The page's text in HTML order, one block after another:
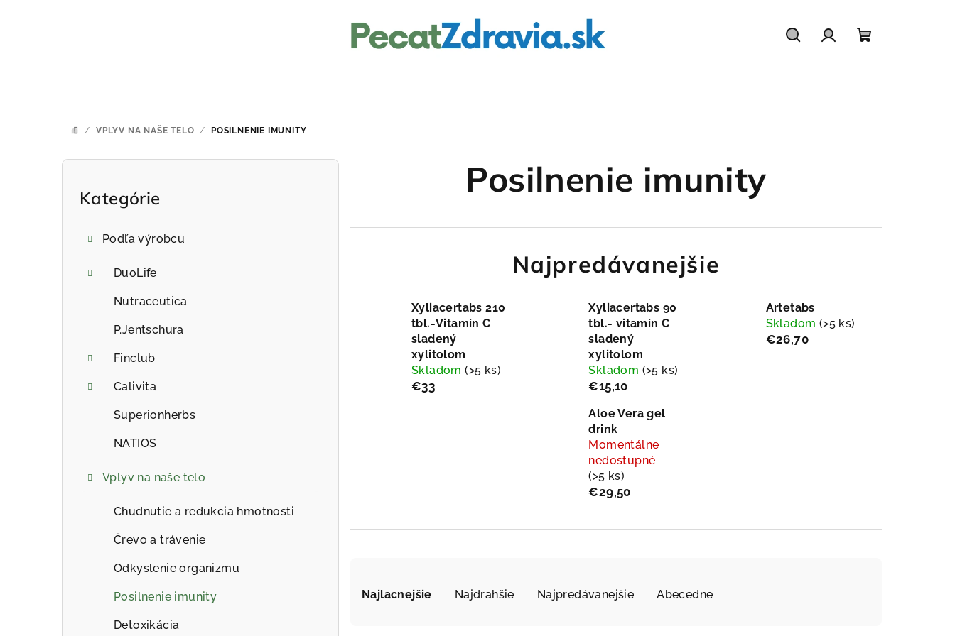
DOMOV
/ VPLYV NA NAŠE TELO / POSILNENIE IMUNITY
B
Preskočiť
kategórie
Kategórie
Podľa výrobcu
DuoLife
Nutraceutica
P.Jentschura
Finclub
Calivita
Superionherbs
NATIOS
Vplyv na naše telo
Chudnutie a redukcia hmotnosti
Črevo a trávenie
Odkyslenie organizmu
Posilnenie imunity
Detoxikácia
Posilnenie imunity
Najpredávanejšie
Xyliacertabs 210
tbl.-Vitamín C
sladený
xylitolom
Skladom(>5 ks)
€33
Xyliacertabs 90
tbl.- vitamín C
sladený
xylitolom
Skladom (>5 ks)
€15,10
Artetabs
Skladom (>5 ks)
€26,70
Aloe Vera gel
drink
Momentálne
nedostupné
(>5 ks)
€29,50
aNajlacnejšie Najdrahšie Najpredávanejšie Abecedne